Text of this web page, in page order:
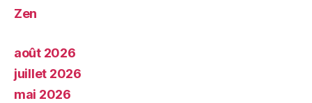
Zen
août 2026
juillet 2026
mai 2026